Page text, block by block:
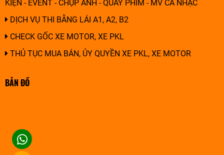
KIỆN - EVENT - CHỤP ẢNH - QUAY PHIM - MV CA NHẠC
DỊCH VỤ THI BẰNG LÁI A1, A2, B2
CHECK GỐC XE MOTOR, XE PKL
THỦ TỤC MUA BÁN, ỦY QUYỀN XE PKL, XE MOTOR
BẢN ĐỒ